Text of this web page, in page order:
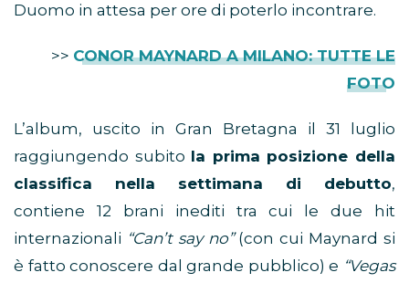
Duomo in attesa per ore di poterlo incontrare.
>> CONOR MAYNARD A MILANO: TUTTE LE
FOTO
L’album, uscito in Gran Bretagna il 31 luglio
raggiungendo subito la prima posizione della
classifica nella settimana di debutto,
contiene 12 brani inediti tra cui le due hit
internazionali “Can’t say no”(con cui Maynard si
è fatto conoscere dal grande pubblico) e “Vegas